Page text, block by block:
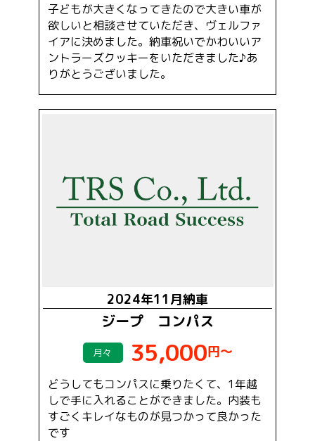
子どもが大きくなってきたので大きい車が
欲しいと相談させていただき、ヴェルファ
イアに決めました。納車祝いでかわいいア
ントラーズクッキーをいただきました♪あ
りがとうございました。
2024年11月納車
ジープ コンパス
月々 35,000円～
どうしてもコンパスに乗りたくて、1年越
しで手に入れることができました。内装も
すごくキレイなものが見つかって良かった
です